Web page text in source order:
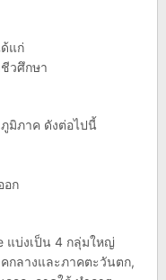
แก่
วศึกษา
มิภาค ดังต่อไปนี้
อก
แบ่งเป็น 4 กลุ่มใหญ่
กลางและภาคตะวันตก,